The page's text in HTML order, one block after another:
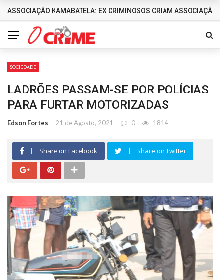
DESTAQUES
ASSOCIAÇÃO KAMABATELA: EX CRIMINOSOS CRIAM
SOCIEDADE
LADRÕES PASSAM-SE POR POLÍCIAS
PARA FURTAR MOTORIZADAS
Edson Fortes 21 de Agosto, 2021 0 1814
Share on Facebook Share on Twitter